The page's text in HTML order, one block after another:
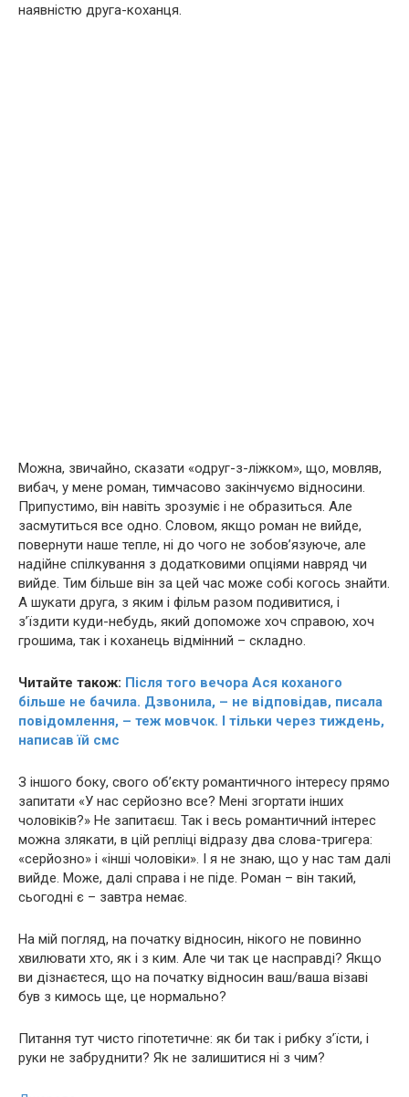
наявністю друга-коханця.
Можна, звичайно, сказати «одруг-з-ліжком», що, мовляв,
вибач, у мене роман, тимчасово закінчуємо відносини.
Припустимо, він навіть зрозуміє і не образиться. Але
засмутиться все одно. Словом, якщо роман не вийде,
повернути наше тепле, ні до чого не зобов’язуюче, але
надійне спілкування з додатковими опціями навряд чи
вийде. Тим більше він за цей час може собі когось знайти.
А шукати друга, з яким і фільм разом подивитися, і
з’їздити куди-небудь, який допоможе хоч справою, хоч
грошима, так і коханець відмінний – складно.
Читайте також: Після того вечора Ася коханого
більше не бачила. Дзвонила, – не відповідав, писала
повідомлення, – теж мовчок. І тільки через тиждень,
написав їй смс
З іншого боку, свого об’єкту романтичного інтересу прямо
запитати «У нас серйозно все? Мені згортати інших
чоловіків?» Не запитаєш. Так і весь романтичний інтерес
можна злякати, в цій репліці відразу два слова-тригера:
«серйозно» і «інші чоловіки». І я не знаю, що у нас там далі
вийде. Може, далі справа і не піде. Роман – він такий,
сьогодні є – завтра немає.
На мій погляд, на початку відносин, нікого не повинно
хвилювати хто, як і з ким. Але чи так це насправді? Якщо
ви дізнаєтеся, що на початку відносин ваш/ваша візаві
був з кимось ще, це нормально?
Питання тут чисто гіпотетичне: як би так і рибку з’їсти, і
руки не забруднити? Як не залишитися ні з чим?